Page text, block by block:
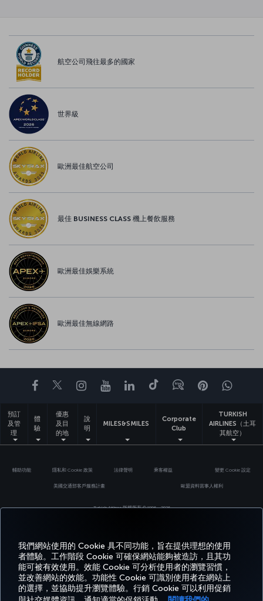
我們網站使用的 Cookie 具不同功能，旨在提供理想的使用
者體驗。工作階段 Cookie 可確保網站能夠被造訪，且其功
能可被有效使用。效能 Cookie 可分析使用者的瀏覽習慣，
並改善網站的效能。功能性 Cookie 可識別使用者在網站上
的選擇，並協助提升瀏覽體驗。行銷 Cookie 可以利用促銷
航空公司飛往最多的國家
世界級
歐洲最佳航空公司
最佳 BUSINESS CLASS 機上餐飲服務
歐洲最佳娛樂系統
歐洲最佳無線網路
Facebook
TwitterInstagram
YouTubeLinkedIn
Tiktok部落格Pinterest
預訂
及管
理
體
驗
優惠
及目
的地
說
明
MILES&SMILES
Corporate
Club
TURKISH
AIRLINES（土耳
其航空）
輔助功能 隱私和 Cookie 政策 法律聲明 乘客權益 變更 Cookie 設定
美國交通部客戶服務計畫 歐盟資料當事人權利
Turkish Airlines 版權所有 © 1996 - 2026